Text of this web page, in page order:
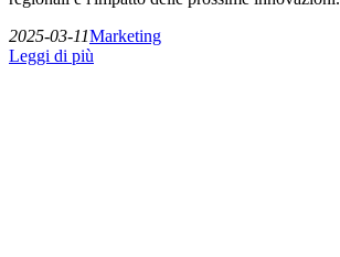
2025-03-11Marketing
Leggi di più